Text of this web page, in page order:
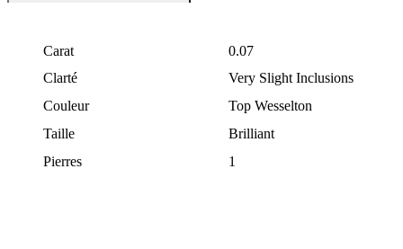
Carat
0.07
Clarté
Very Slight Inclusions
Couleur
Top Wesselton
Taille
Brilliant
Pierres
1